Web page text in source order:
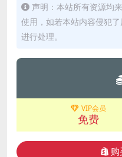
声明：本站所有资源均
使用，如若本站内容侵犯
进行处理。
VIP会员
免费
购